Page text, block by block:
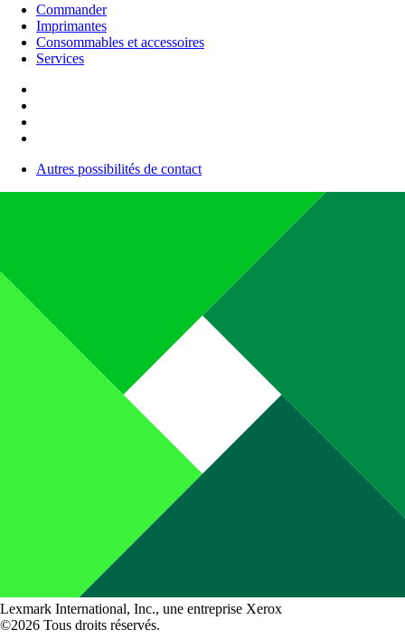
Commander
Imprimantes
Consommables et accessoires
Services
Autres possibilités de contact
Lexmark International, Inc., une entreprise Xerox
©2026 Tous droits réservés.